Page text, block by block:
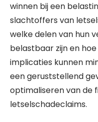
winnen bij een
slachtoffers van
welke delen van hun
belastbaar zijn en
implicaties kunnen
een geruststellend
optimaliseren van de
letselschadeclaims.